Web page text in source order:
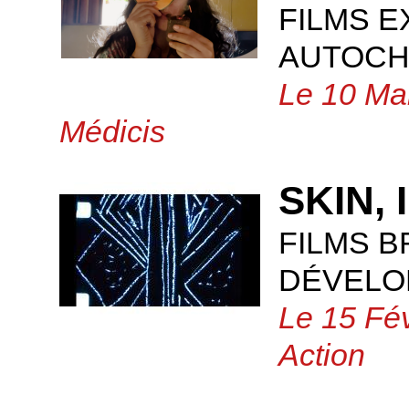
FILMS
Le 10
Médicis
SKIN,
FILMS
Le 15
Action